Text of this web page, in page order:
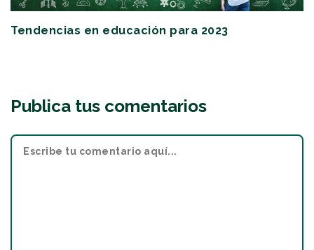
Tendencias en educación para 2023
Publica tus comentarios